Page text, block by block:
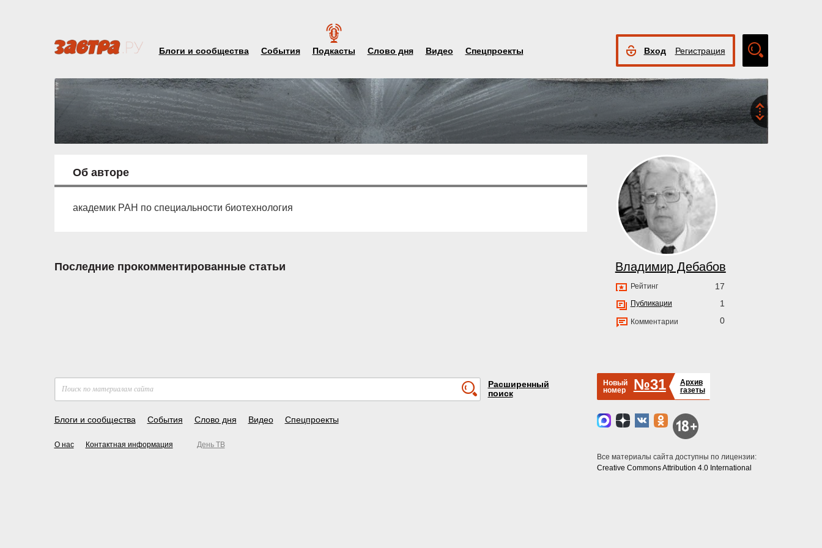
Блоги и сообщества События Подкасты Слово дня Видео Спецпроекты Вход Регистрация
поиск
Об авторе
академик РАН по специальности биотехнология
Последние прокомментированные статьи Владимир Дебабов
Рейтинг 17
Публикации 1
Комментарии 0
Расширенный
поиск
Блоги и сообщества События Слово дня Видео Спецпроекты
О нас Контактная информация День ТВ
Новый
номер
№31
Архив
газеты
Все материалы сайта доступны по лицензии:
Creative Commons Attribution 4.0 International